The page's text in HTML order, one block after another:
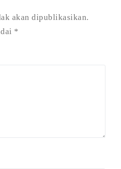
akan dipublikasikan.
*